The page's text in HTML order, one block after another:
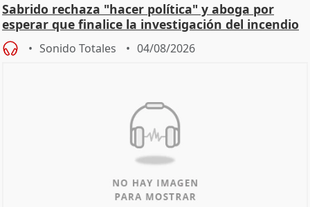
Sabrido rechaza "hacer política" y aboga por
esperar que finalice la investigación del incendio
Sonido Totales 04/08/2026